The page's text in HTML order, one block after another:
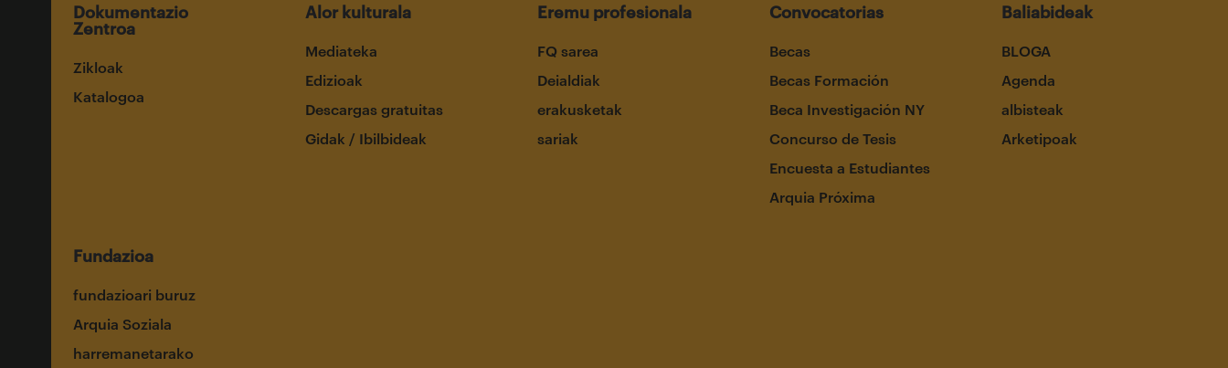
Dokumentazio
Zentroa
Zikloak
Katalogoa
Alor kulturala
Mediateka
Edizioak
Descargas gratuitas
Gidak / Ibilbideak
Eremu profesionala
FQ sarea
Deialdiak
erakusketak
sariak
Convocatorias
Becas
Becas Formación
Beca Investigación NY
Concurso de Tesis
Encuesta a Estudiantes
Arquia Próxima
Baliabideak
BLOGA
Agenda
albisteak
Arketipoak
Fundazioa
fundazioari buruz
Arquia Soziala
harremanetarako